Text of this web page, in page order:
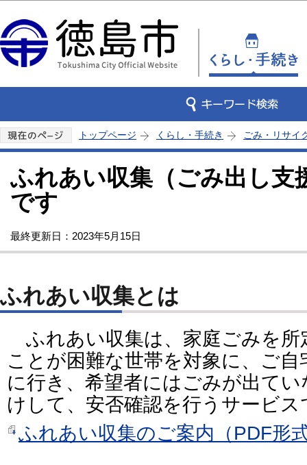
トップページ くらし・手続き ごみ・リサイ
ふれあい収集（ごみ出し支
です
最終更新日：2023年5月15日
ふれあい収集とは
ふれあい収集は、家庭ごみを所
ことが困難な世帯を対象に、ご
に行き、希望者にはごみが出て
けして、安否確認を行うサービス
ふれあい収集のご案内（PDF形